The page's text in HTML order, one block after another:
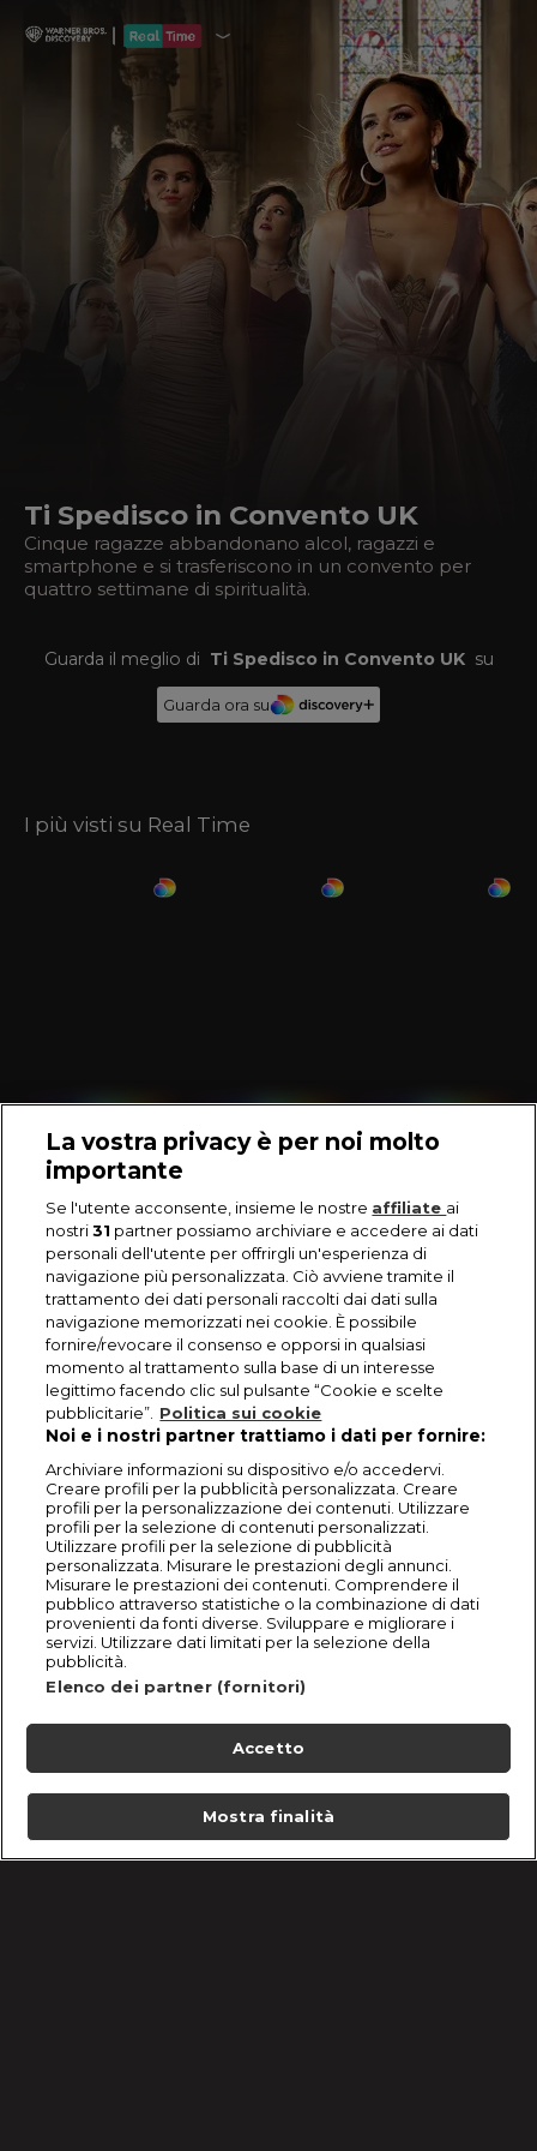
Ti Spedisco in Convento UK
Cinque ragazze abbandonano alcol, ragazzi e
smartphone e si trasferiscono in un convento per
quattro settimane di spiritualità.
Guarda il meglio di Ti Spedisco in Convento UKsu
Guarda ora su
I più visti su Real Time
La vostra privacy è per noi molto
importante
Se l'utente acconsente, insieme le nostre affiliate ai
nostri31 partner possiamo archiviare e accedere ai dati
personali dell'utente per offrirgli un'esperienza di
navigazione più personalizzata. Ciò avviene tramite il
trattamento dei dati personali raccolti dai dati sulla
navigazione memorizzati nei cookie. È possibile
fornire/revocare il consenso e opporsi in qualsiasi
momento al trattamento sulla base di un interesse
legittimo facendo clic sul pulsante “Cookie e scelte
pubblicitarie”. Politica sui cookie
Noi e i nostri partner trattiamo i dati per fornire:
Archiviare informazioni su dispositivo e/o accedervi.
Creare profili per la pubblicità personalizzata. Creare
profili per la personalizzazione dei contenuti. Utilizzare
profili per la selezione di contenuti personalizzati.
Utilizzare profili per la selezione di pubblicità
personalizzata. Misurare le prestazioni degli annunci.
Misurare le prestazioni dei contenuti. Comprendere il
pubblico attraverso statistiche o la combinazione di dati
provenienti da fonti diverse. Sviluppare e migliorare i
servizi. Utilizzare dati limitati per la selezione della
pubblicità.
Elenco dei partner (fornitori)
Accetto
Mostra finalità